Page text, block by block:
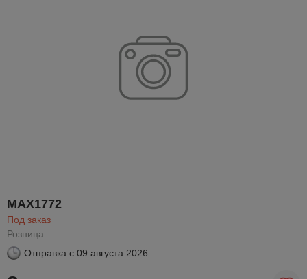
MAX1772
Под заказ
Розница
Отправка с 09 августа 2026